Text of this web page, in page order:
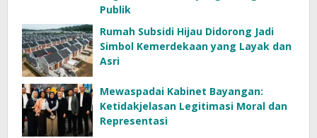
Publik
Rumah Subsidi Hijau Didorong Jadi
Simbol Kemerdekaan yang Layak dan
Asri
Mewaspadai Kabinet Bayangan:
Ketidakjelasan Legitimasi Moral dan
Representasi